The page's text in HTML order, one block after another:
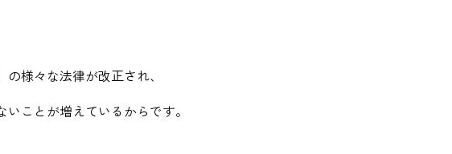
の様々な法律が改正され、
いことが増えているからです。